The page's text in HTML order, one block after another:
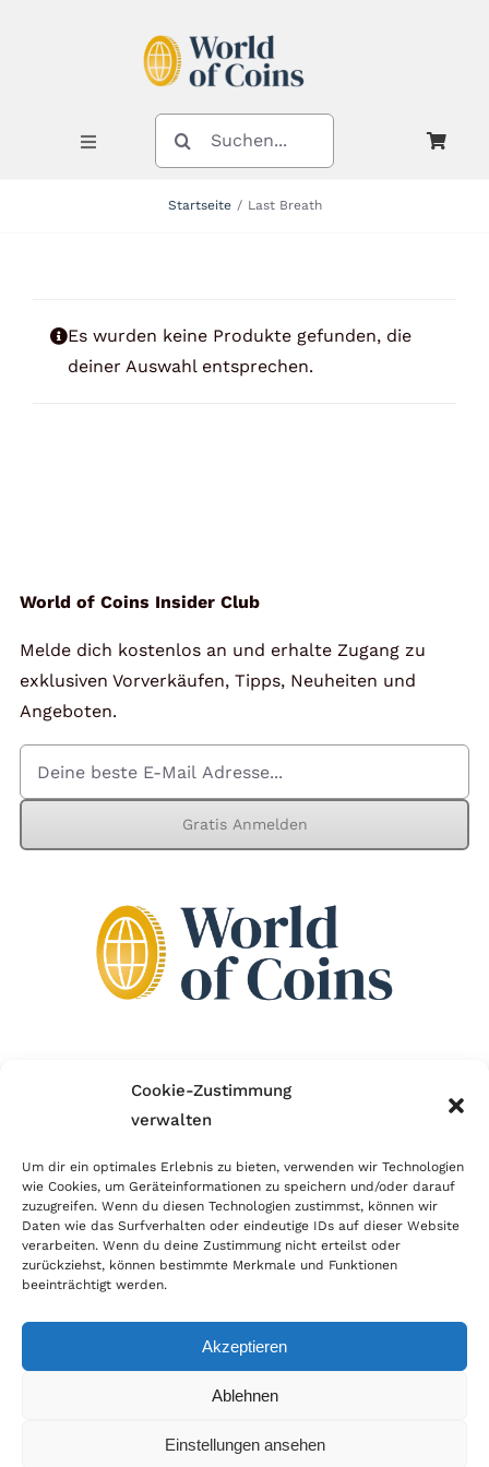
Cookie-Zustimmung
verwalten
Um dir ein optimales Erlebnis zu bieten, verwenden wir Technologien
wie Cookies, um Geräteinformationen zu speichern und/oder darauf
zuzugreifen. Wenn du diesen Technologien zustimmst, können wir
Daten wie das Surfverhalten oder eindeutige IDs auf dieser Website
verarbeiten. Wenn du deine Zustimmung nicht erteilst oder
zurückziehst, können bestimmte Merkmale und Funktionen
beeinträchtigt werden.
Akzeptieren
Ablehnen
Einstellungen ansehen
Toggle
Navigation
Kontakt
Mein Konto
Warenkorb
SUCHE
NACH:
Startseite Last Breath
Es wurden keine Produkte gefunden, die
deiner Auswahl entsprechen.
World of Coins Insider Club
Melde dich kostenlos an und erhalte Zugang zu
exklusiven Vorverkäufen, Tipps, Neuheiten und
Angeboten.
Gratis Anmelden
Wir sind Mitglied im Händlerbund!
erfolgreichen E-Commerce ein. Auch wir sind wie
viele Onlineshops im Netz Mitglied im Händlerbund
und unterstützen fairen Onlinehandel.
© Copyright 2026 | World of Coins |Impressum|Datenschutz|Cookie
|Zahlung & Versand